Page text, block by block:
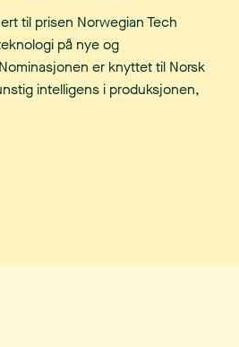
til prisen Norwegian Tech
på nye og
er knyttet til Norsk
intelligens i produksjonen,